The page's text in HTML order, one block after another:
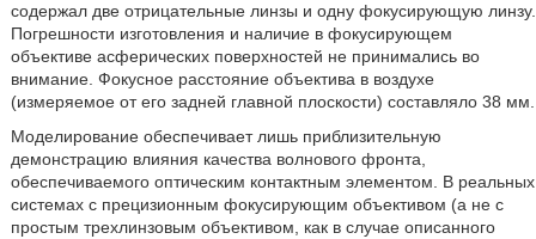
содержал две отрицательные линзы и одну фокусирующую линзу.
Погрешности изготовления и наличие в фокусирующем
объективе асферических поверхностей не принимались во
внимание. Фокусное расстояние объектива в воздухе
(измеряемое от его задней главной плоскости) составляло 38 мм.
Моделирование обеспечивает лишь приблизительную
демонстрацию влияния качества волнового фронта,
обеспечиваемого оптическим контактным элементом. В реальных
системах с прецизионным фокусирующим объективом (а не с
простым трехлинзовым объективом, как в случае описанного